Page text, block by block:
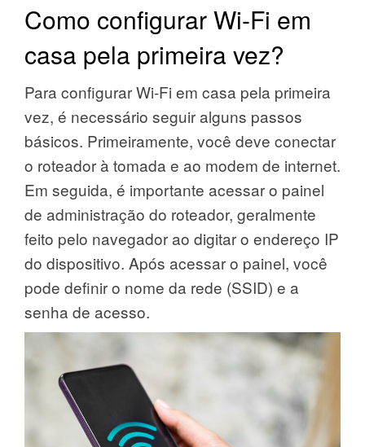
Como configurar Wi-Fi em
casa pela primeira vez?
Para configurar Wi-Fi em casa pela primeira
vez, é necessário seguir alguns passos
básicos. Primeiramente, você deve conectar
o roteador à tomada e ao modem de internet.
Em seguida, é importante acessar o painel
de administração do roteador, geralmente
feito pelo navegador ao digitar o endereço IP
do dispositivo. Após acessar o painel, você
pode definir o nome da rede (SSID) e a
senha de acesso.